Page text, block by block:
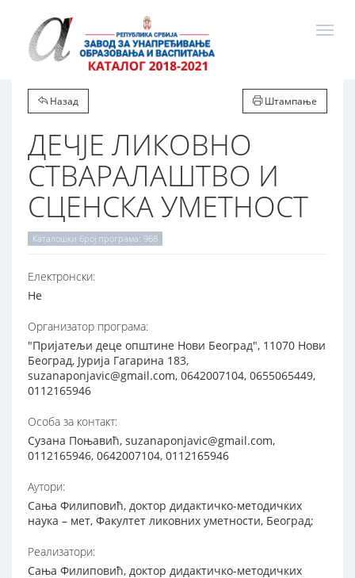
Назад Штампање
ДЕЧЈЕ ЛИКОВНО
СТВАРАЛАШТВО И
СЦЕНСКА УМЕТНОСТ
Каталошки број програма: 968
Електронски:
Не
Организатор програма:
"Пријатељи деце општине Нови Београд", 11070 Нови
Београд, Јурија Гагарина 183,
suzanaponjavic@gmail.com, 0642007104, 0655065449,
0112165946
Особа за контакт:
Сузана Поњавић, suzanaponjavic@gmail.com,
0112165946, 0642007104, 0112165946
Аутори:
Сања Филиповић, доктор дидактичко-методичких
наука – мет, Факултет ликовних уметности, Београд;
Реализатори:
Сања Филиповић, доктор дидактичко-методичких